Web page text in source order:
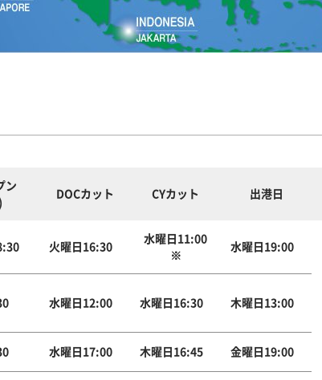
ン
DOCカット CYカット 出港日
火曜日16:30
水曜日11:00
※
水曜日19:00
水曜日12:00 水曜日16:30 木曜日13:00
水曜日17:00 木曜日16:45 金曜日19:00